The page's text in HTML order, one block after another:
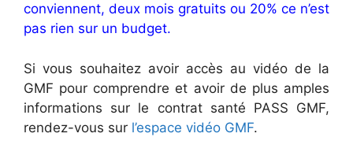
conviennent, deux mois gratuits ou 20% ce n’est
pas rien sur un budget.
Si vous souhaitez avoir accès au vidéo de la
GMF pour comprendre et avoir de plus amples
informations sur le contrat santé PASS GMF,
rendez-vous sur l’espace vidéo GMF.